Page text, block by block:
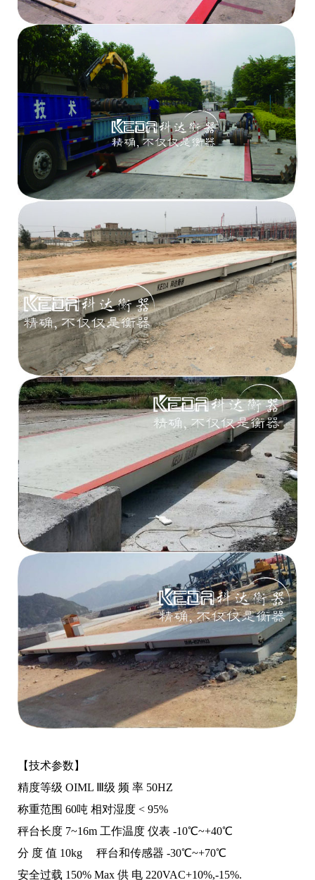
【技术参数】
精度等级 OIML Ⅲ级 频 率 50HZ
称重范围 60吨 相对湿度 < 95%
秤台长度 7~16m 工作温度 仪表 -10℃~+40℃
分 度 值 10kg 秤台和传感器 -30℃~+70℃
安全过载 150% Max 供 电 220VAC+10%,-15%.